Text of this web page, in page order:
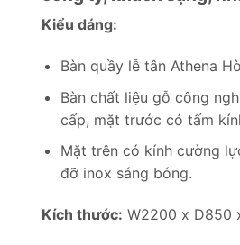
Kiểu dáng:
Bàn quầy lễ tân Athena
Bàn chất liệu gỗ công
cấp, mặt trước có tấm
Mặt trên có kính cường
đỡ inox sáng bóng.
Kích thước: W2200 x D850